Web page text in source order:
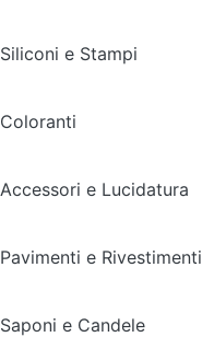
Siliconi e Stampi
Coloranti
Accessori e Lucidatura
Pavimenti e Rivestimenti
Saponi e Candele